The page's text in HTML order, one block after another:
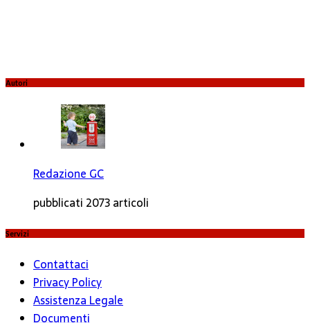
Autori
Redazione GC
pubblicati 2073 articoli
Servizi
Contattaci
Privacy Policy
Assistenza Legale
Documenti